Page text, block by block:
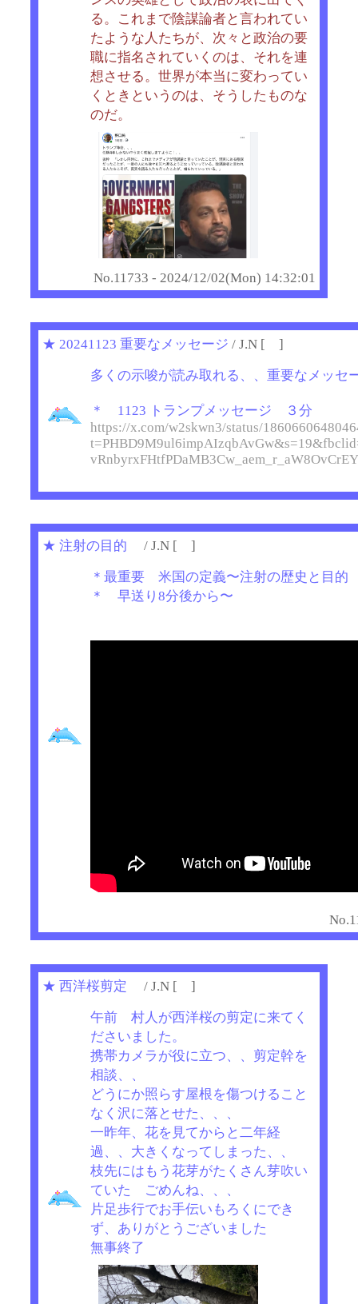
る。これまで陰謀論者と言われてい
たような人たちが、次々と政治の要
職に指名されていくのは、それを連
想させる。世界が本当に変わってい
くときというのは、そうしたものな
のだ。
No.11733 - 2024/12/02(Mon) 14:32:01
★ 20241123 重要なメッセージ / J.N [ ]
多くの示唆が読み取れる、、重要なメッセ
＊ 1123 トランプメッセージ ３分
https://x.com/w2skwn3/status/
★ 注射の目的 / J.N [ ]
＊最重要 米国の定義〜注射の歴史と目
＊ 早送り8分後から〜
★ 西洋桜剪定 / J.N [ ]
午前 村人が西洋桜の剪定に来てく
ださいました。
携帯カメラが役に立つ、、剪定幹を
相談、、
どうにか照らす屋根を傷つけること
なく沢に落とせた、、、
一昨年、花を見てからと二年経
過、、大きくなってしまった、、
枝先にはもう花芽がたくさん芽吹い
ていた ごめんね、、、
片足歩行でお手伝いもろくにでき
ず、ありがとうございました
無事終了